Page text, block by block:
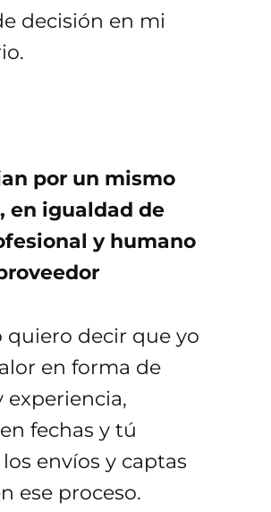
decisión en mi
por un mismo
en igualdad de
y humano
quiero decir que yo
en forma de
fechas y tú
envíos y captas
ese proceso.